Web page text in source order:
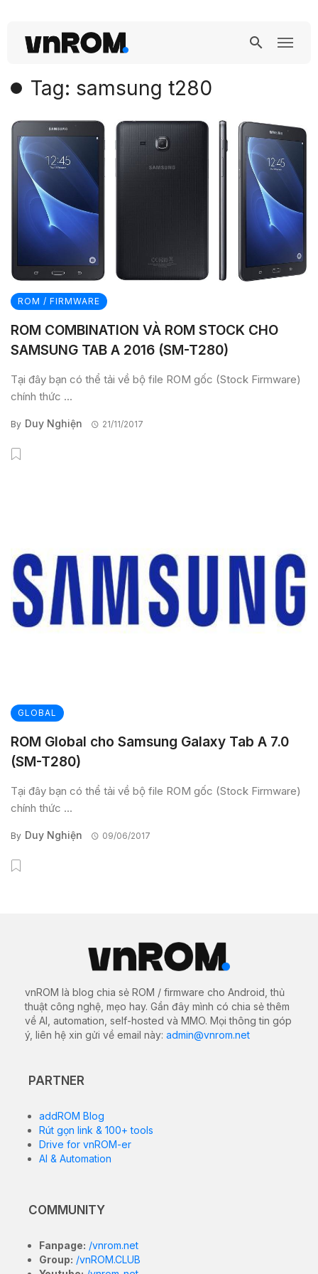
Tag: samsung t280
ROM / FIRMWARE
ROM COMBINATION VÀ ROM STOCK CHO
SAMSUNG TAB A 2016 (SM-T280)
Tại đây bạn có thể tải về bộ file ROM gốc (Stock Firmware)
chính thức ...
By Duy Nghiện 21/11/2017
GLOBAL
ROM Global cho Samsung Galaxy Tab A 7.0
(SM-T280)
Tại đây bạn có thể tải về bộ file ROM gốc (Stock Firmware)
chính thức ...
By Duy Nghiện 09/06/2017
vnROM là blog chia sẻ ROM / firmware cho Android, thủ
thuật công nghệ, mẹo hay. Gần đây mình có chia sẻ thêm
về AI, automation, self-hosted và MMO. Mọi thông tin góp
ý, liên hệ xin gửi về email này: admin@vnrom.net
PARTNER
addROM Blog
Rút gọn link & 100+ tools
Drive for vnROM-er
AI & Automation
COMMUNITY
Fanpage: /vnrom.net
Group: /vnROM.CLUB